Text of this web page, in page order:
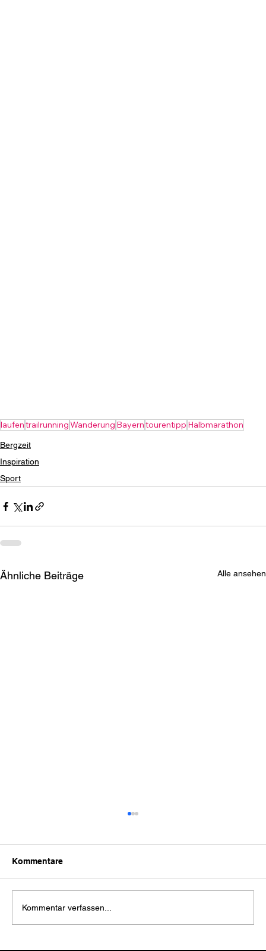
laufentrailrunningWanderung Bayerntourentipp Halbmarathon
Bergzeit
Inspiration
Sport
Ähnliche Beiträge Alle ansehen
Kommentare
Kommentar verfassen...